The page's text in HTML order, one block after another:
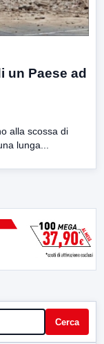
un Paese ad
alla scossa di
lunga...
Cerca